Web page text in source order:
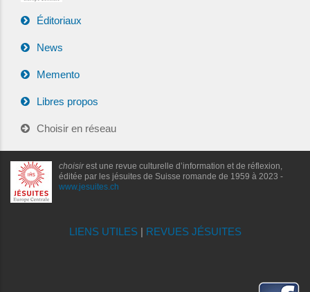
Éditoriaux
News
Memento
Libres propos
Choisir en réseau
choisirest une revue culturelle d’information et de réflexion,
éditée par les jésuites de Suisse romande de 1959 à 2023 -
www.jesuites.ch
LIENS UTILES| REVUES JÉSUITES